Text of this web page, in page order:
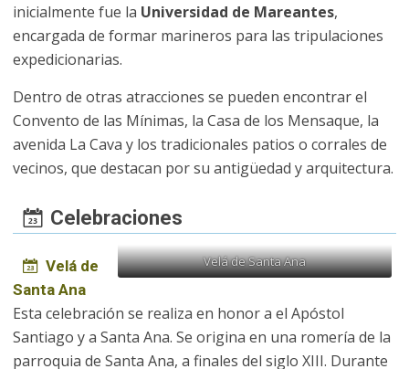
inicialmente fue la Universidad de Mareantes,
encargada de formar marineros para las tripulaciones
expedicionarias.
Dentro de otras atracciones se pueden encontrar el
Convento de las Mínimas, la Casa de los Mensaque, la
avenida La Cava y los tradicionales patios o corrales de
vecinos, que destacan por su antigüedad y arquitectura.
Celebraciones
Velá de Santa Ana
Velá de
Santa Ana
Esta celebración se realiza en honor a el Apóstol
Santiago y a Santa Ana. Se origina en una romería de la
parroquia de Santa Ana, a finales del siglo XIII. Durante